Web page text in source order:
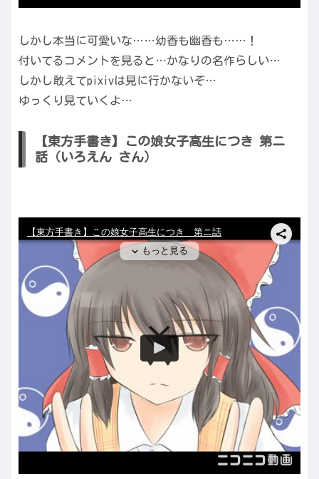
しかし本当に可愛いな……幼香も幽香も……！
付いてるコメントを見ると…かなりの名作らしい…
しかし敢えてpixivは見に行かないぞ…
ゆっくり見ていくよ…
【東方手書き】この娘女子高生につき 第ニ
話（いろえん さん）